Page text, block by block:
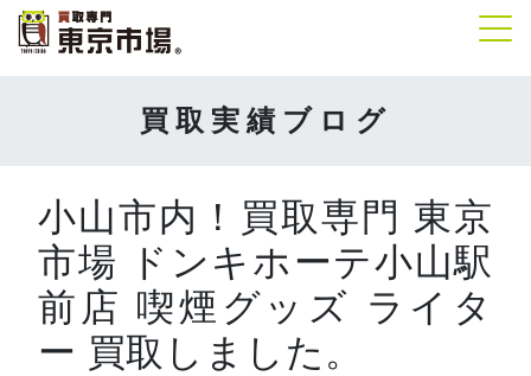
買取実績ブログ
小山市内！買取専門 東京
市場 ドンキホーテ小山駅
前店 喫煙グッズ ライタ
ー 買取しました。